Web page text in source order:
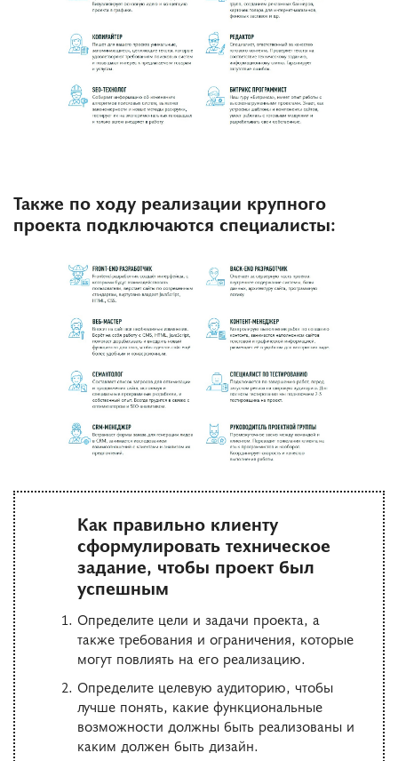
Также по ходу реализации крупного
проекта подключаются специалисты:
Как правильно клиенту
сформулировать техническое
задание, чтобы проект был
успешным
Определите цели и задачи проекта, а
также требования и ограничения, которые
могут повлиять на его реализацию.
Определите целевую аудиторию, чтобы
лучше понять, какие функциональные
возможности должны быть реализованы и
каким должен быть дизайн.